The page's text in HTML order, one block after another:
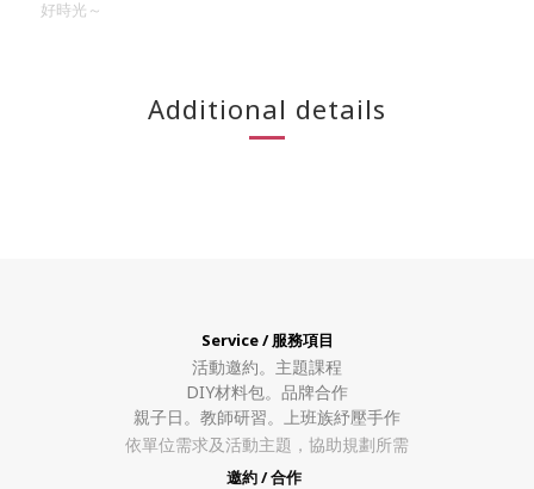
好時光～
Additional details
Service / 服務項目
活動邀約。 主題課程
DIY材料包。 品牌合作
親子日。教師研習。上班族紓壓手作
依單位需求及活動主題，協助規劃所需
邀約 / 合作